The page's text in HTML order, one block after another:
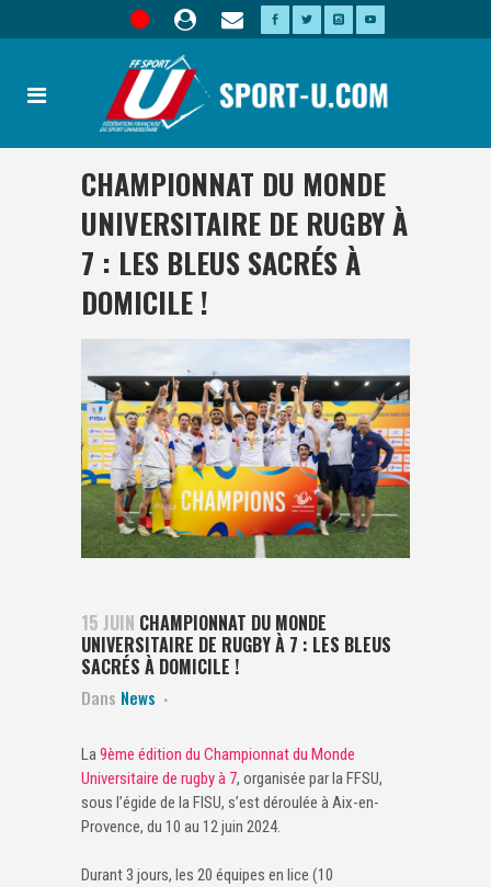
CHAMPIONNAT DU MONDE
UNIVERSITAIRE DE RUGBY À
7 : LES BLEUS SACRÉS À
DOMICILE !
15 JUIN CHAMPIONNAT DU MONDE
UNIVERSITAIRE DE RUGBY À 7 : LES BLEUS
SACRÉS À DOMICILE !
Dans News
La9ème édition du Championnat du Monde
Universitaire de rugby à 7, organisée par la FFSU,
sous l’égide de la FISU, s’est déroulée à Aix-en-
Provence, du 10 au 12 juin 2024.
Durant 3 jours, les 20 équipes en lice (10